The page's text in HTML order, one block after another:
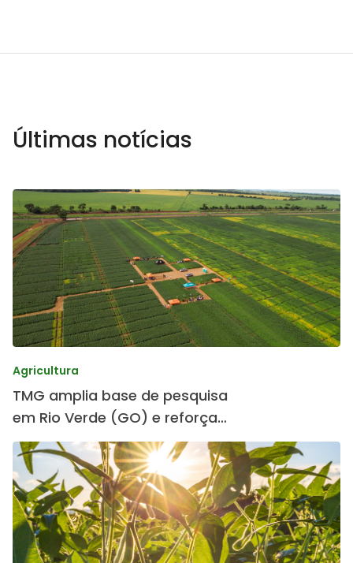
Últimas notícias
Agricultura
TMG amplia base de pesquisa
em Rio Verde (GO) e reforça
desenvolvimento de cultivares